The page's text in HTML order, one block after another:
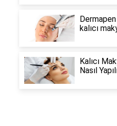
kalıcı
Kalıcı
Nasıl